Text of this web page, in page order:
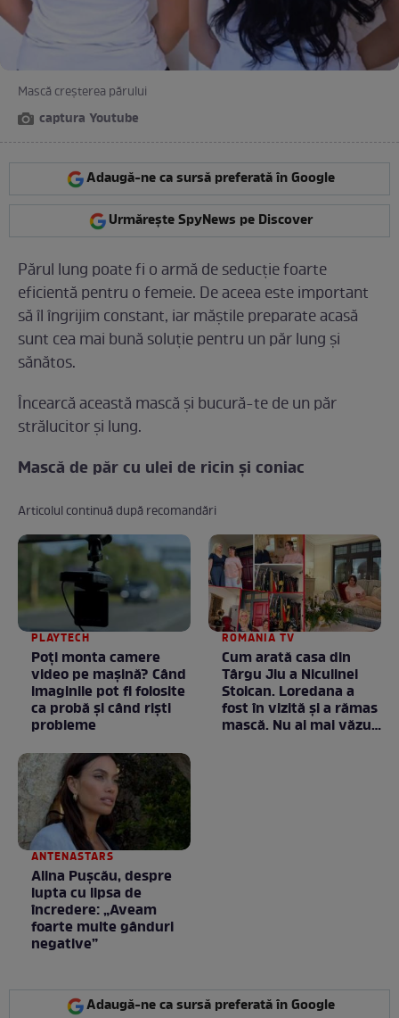
Mască creşterea părului
captura Youtube
Adaugă-ne ca sursă preferată în Google
Urmărește SpyNews pe Discover
Părul lung poate fi o armă de seducţie foarte
eficientă pentru o femeie. De aceea este important
să îl îngrijim constant, iar măştile preparate acasă
sunt cea mai bună soluţie pentru un păr lung şi
sănătos.
Încearcă această mască şi bucură-te de un păr
strălucitor şi lung.
Mască de păr cu ulei de ricin şi coniac
Articolul continuă după recomandări
PLAYTECH
Poți monta camere
video pe mașină? Când
imaginile pot fi folosite
ca probă și când riști
probleme
ROMANIA TV
Cum arată casa din
Târgu Jiu a Niculinei
Stoican. Loredana a
fost în vizită și a rămas
mască. Nu ai mai văzut
ANTENASTARS
Alina Pușcău, despre
lupta cu lipsa de
încredere: „Aveam
foarte multe gânduri
negative”
Adaugă-ne ca sursă preferată în Google